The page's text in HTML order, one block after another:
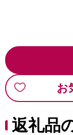
お
返礼品